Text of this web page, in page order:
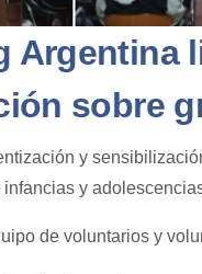
Argentina
sobre
y
y
de voluntarios y